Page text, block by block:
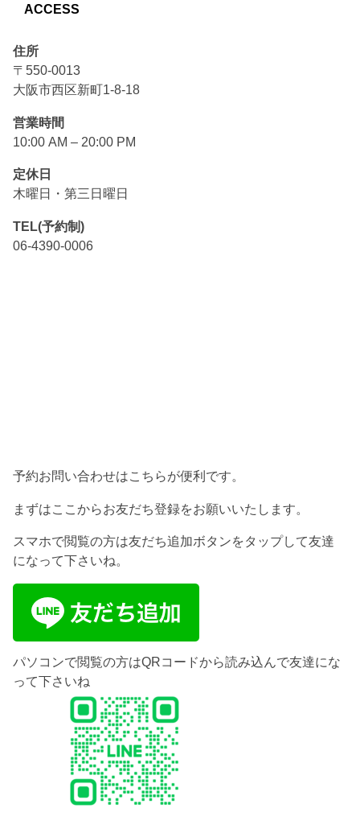
ACCESS
住所
〒550-0013
大阪市西区新町1-8-18
営業時間
10:00 AM – 20:00 PM
定休日
木曜日・第三日曜日
TEL(予約制)
06-4390-0006
予約お問い合わせはこちらが便利です。
まずはここからお友だち登録をお願いいたします。
スマホで閲覧の方は友だち追加ボタンをタップして友達
になって下さいね。
パソコンで閲覧の方はQRコードから読み込んで友達にな
って下さいね